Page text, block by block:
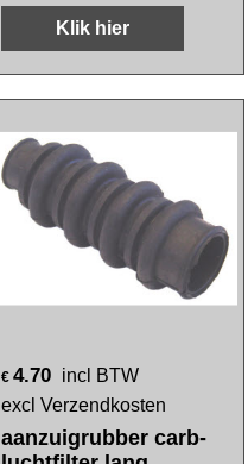
Klik hier
€ 4.70 incl BTW
excl Verzendkosten
aanzuigrubber carb-